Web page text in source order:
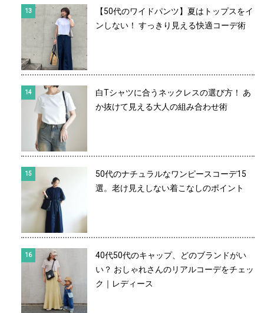
【50代のワイドパンツ】夏はトップスをイ
ンしない！ すっきり見える快適コーデ術
白Tシャツに合うネックレスの選び方！ あ
か抜けて見える大人の組み合わせ術
50代のナチュラルなワンピースコーデ15
選。老け見えしない着こなしのポイント
40代50代のキャップ、どのブランドがい
い？ おしゃれさんのリアルコーデをチェッ
ク｜レディース